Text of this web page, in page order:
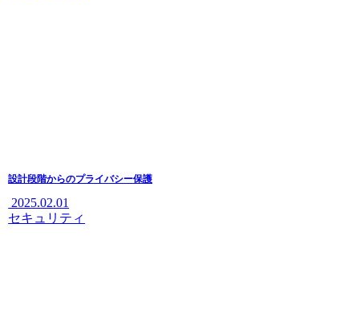
設計段階からのプライバシー保護
2025.02.01
セキュリティ